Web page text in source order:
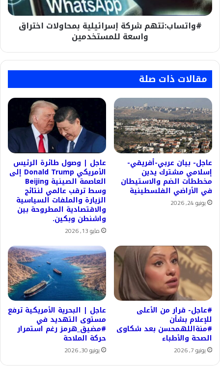
#واتساب:تتهم شركة إسرائيلية بمحاولات اختراق
واسعة للمستخدمين
مقالات ذات صلة
عاجل- بيان عربي-أفريقي-
إسلامي مشترك يدين
مخططات الضم والاستيطان
في الأراضي الفلسطينية
يونيو 24, 2026
عاجل | وصول طائرة الرئيس
الأمريكي Donald Trump إلى
العاصمة الصينية Beijing
وسط ترقب عالمي لنتائج
الزيارة والملفات السياسية
والاقتصادية المطروحة بين
واشنطن وبكين.
مايو 13, 2026
#عاجل- قرار من الأعلى
للإعلام بشأن
#منةاللهـمحسن بعد شكاوى
الصحة والأطباء
يونيو 7, 2026
عاجل | البحرية الأمريكية ترفع
مستوى التهديد في
#مضيق_هرمز رغم استمرار
حركة الملاحة
يونيو 30, 2026